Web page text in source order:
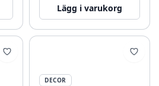
Lägg i varukorg
DECOR